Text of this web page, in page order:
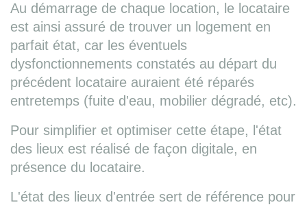
Au démarrage de chaque location, le locataire
est ainsi assuré de trouver un logement en
parfait état, car les éventuels
dysfonctionnements constatés au départ du
précédent locataire auraient été réparés
entretemps (fuite d'eau, mobilier dégradé, etc).
Pour simplifier et optimiser cette étape, l'état
des lieux est réalisé de façon digitale, en
présence du locataire.
L'état des lieux d'entrée sert de référence pour